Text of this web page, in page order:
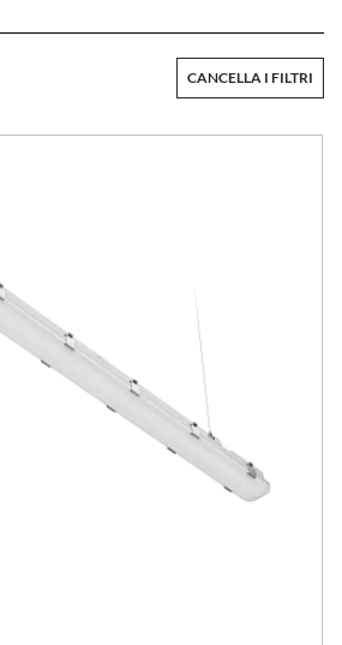
CANCELLA I FILTRI